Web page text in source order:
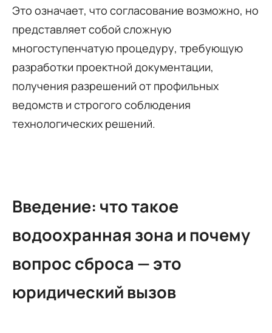
Это означает, что согласование возможно, но
представляет собой сложную
многоступенчатую процедуру, требующую
разработки проектной документации,
получения разрешений от профильных
ведомств и строгого соблюдения
технологических решений.
Введение: что такое
водоохранная зона и почему
вопрос сброса — это
юридический вызов